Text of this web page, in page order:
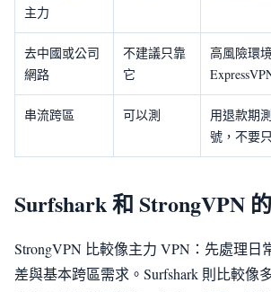
主力
去中國或公司
網路
不建議只靠
它
高風險環
串流跨區 可以測
用退款期
號，不要
Surfshark 和 StrongVPN
StrongVPN 比較像主力 VPN：先處理日
差與基本跨區需求。Surfshark 則比較像